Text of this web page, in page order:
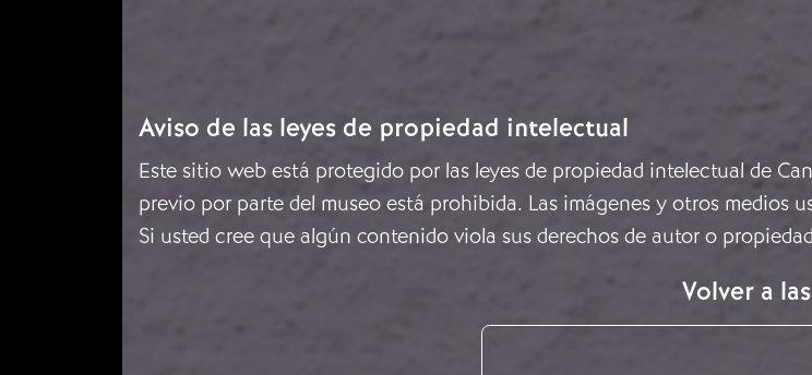
Aviso de las leyes de propiedad intelectual
Este sitio web está protegido por las leyes de propiedad intelectual de
previo por parte del museo está prohibida. Las imágenes y otros medios
Si usted cree que algún contenido viola sus derechos de autor o
Volver a